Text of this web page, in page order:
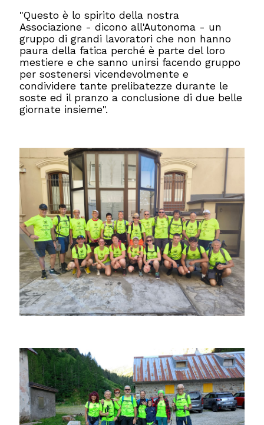
"Questo è lo spirito della nostra
Associazione - dicono all'Autonoma - un
gruppo di grandi lavoratori che non hanno
paura della fatica perché è parte del loro
mestiere e che sanno unirsi facendo gruppo
per sostenersi vicendevolmente e
condividere tante prelibatezze durante le
soste ed il pranzo a conclusione di due belle
giornate insieme".